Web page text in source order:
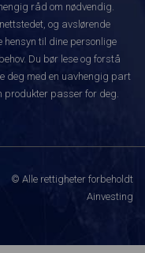
råd om nødvendig.
og avslørende
hensyn til dine personlige
Du bør lese og forstå
deg med en uavhengig part
produkter passer for deg.
© Alle rettigheter forbeholdt
Ainvesting